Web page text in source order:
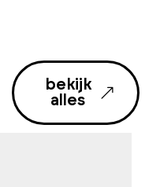
bekijk
alles